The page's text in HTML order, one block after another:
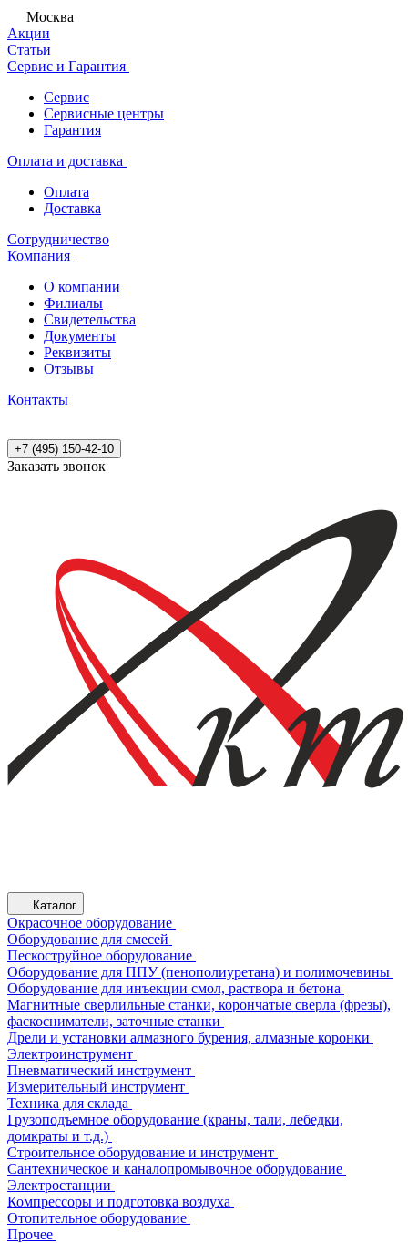
Москва
Акции
Статьи
Сервис и Гарантия
Сервис
Сервисные центры
Гарантия
Оплата и доставка
Оплата
Доставка
Сотрудничество
Компания
О компании
Филиалы
Свидетельства
Документы
Реквизиты
Отзывы
Контакты
+7 (495) 150-42-10
Заказать звонок
Каталог
Окрасочное оборудование
Оборудование для смесей
Пескоструйное оборудование
Оборудование для ППУ (пенополиуретана) и полимочевины
Оборудование для инъекции смол, раствора и бетона
Магнитные сверлильные станки, корончатые сверла (фрезы),
фаскосниматели, заточные станки
Дрели и установки алмазного бурения, алмазные коронки
Электроинструмент
Пневматический инструмент
Измерительный инструмент
Техника для склада
Грузоподъемное оборудование (краны, тали, лебедки,
домкраты и т.д.)
Строительное оборудование и инструмент
Сантехническое и каналопромывочное оборудование
Электростанции
Компрессоры и подготовка воздуха
Отопительное оборудование
Прочее